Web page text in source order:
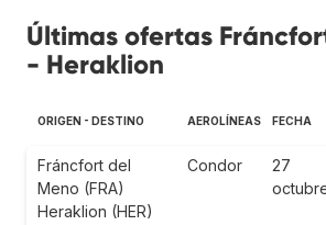
Últimas ofertas
- Heraklion
ORIGEN - DESTINO AEROLÍNEAS FECHA
Fráncfort del
Meno (FRA)
Heraklion (HER)
Condor
27